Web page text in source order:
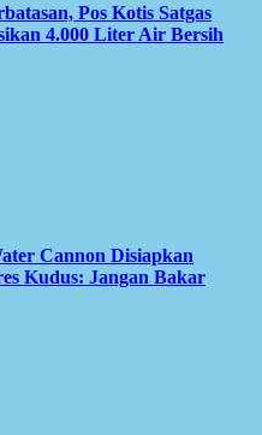
Pos Kotis Satgas
4.000 Liter Air Bersih
Cannon Disiapkan
Kudus: Jangan Bakar